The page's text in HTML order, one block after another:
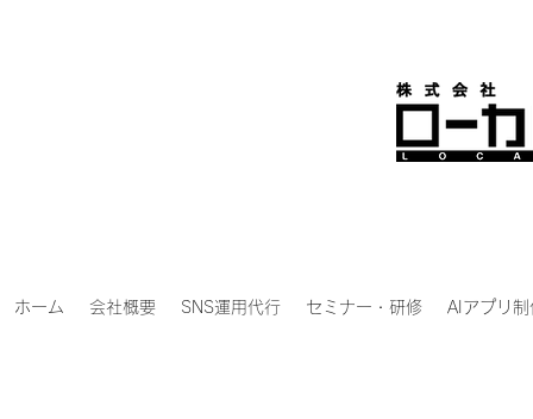
ホーム 会社概要 SNS運用代行 セミナー・研修 AIアプリ制